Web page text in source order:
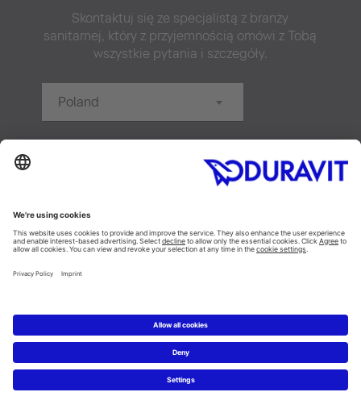
Skontaktuj się ze specjalistą z branży
sanitarnej, który z przyjemnością omówi z Tobą
wszystkie pytania i szczegóły.
Poland
20 km
Nowość